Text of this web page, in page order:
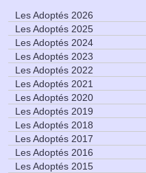
Les Adoptés 2026
Les Adoptés 2025
Les Adoptés 2024
Les Adoptés 2023
Les Adoptés 2022
Les Adoptés 2021
Les Adoptés 2020
Les Adoptés 2019
Les Adoptés 2018
Les Adoptés 2017
Les Adoptés 2016
Les Adoptés 2015